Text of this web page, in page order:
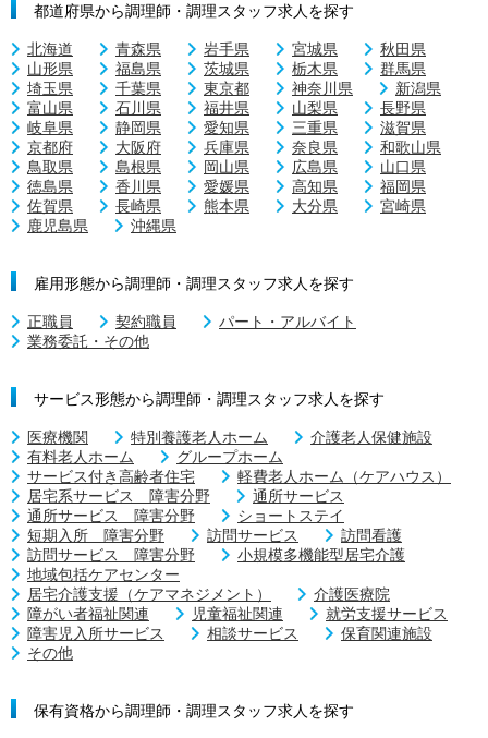
都道府県から調理師・調理スタッフ求人を探す
北海道 青森県 岩手県 宮城県
秋田県
山形県
福島県 茨城県 栃木県
群馬県
埼玉県
千葉県 東京都 神奈川県
新潟県
富山県
石川県 福井県 山梨県
長野県
岐阜県
静岡県 愛知県 三重県
滋賀県
京都府
大阪府 兵庫県 奈良県
和歌山県
鳥取県
島根県 岡山県 広島県
山口県
徳島県
香川県 愛媛県 高知県
福岡県
佐賀県
長崎県 熊本県 大分県
宮崎県
鹿児島県
沖縄県
雇用形態から調理師・調理スタッフ求人を探す
正職員 契約職員
パート・アルバイト
業務委託・その他
サービス形態から調理師・調理スタッフ求人を探す
医療機関 特別養護老人ホーム
介護老人保健施設
有料老人ホーム
グループホーム
サービス付き高齢者住宅
軽費老人ホーム（ケアハウス）
居宅系サービス 障害分野
通所サービス
通所サービス 障害分野
ショートステイ
短期入所 障害分野
訪問サービス
訪問看護
訪問サービス 障害分野
小規模多機能型居宅介護
地域包括ケアセンター
居宅介護支援（ケアマネジメント）
介護医療院
障がい者福祉関連
児童福祉関連
就労支援サービス
障害児入所サービス
相談サービス
保育関連施設
その他
保有資格から調理師・調理スタッフ求人を探す